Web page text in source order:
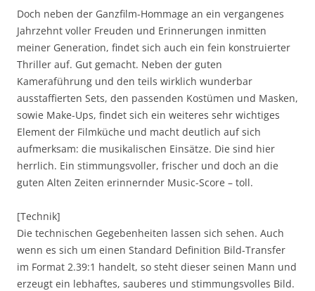
Doch neben der Ganzfilm-Hommage an ein vergangenes
Jahrzehnt voller Freuden und Erinnerungen inmitten
meiner Generation, findet sich auch ein fein konstruierter
Thriller auf. Gut gemacht. Neben der guten
Kameraführung und den teils wirklich wunderbar
ausstaffierten Sets, den passenden Kostümen und Masken,
sowie Make-Ups, findet sich ein weiteres sehr wichtiges
Element der Filmküche und macht deutlich auf sich
aufmerksam: die musikalischen Einsätze. Die sind hier
herrlich. Ein stimmungsvoller, frischer und doch an die
guten Alten Zeiten erinnernder Music-Score – toll.
[Technik]
Die technischen Gegebenheiten lassen sich sehen. Auch
wenn es sich um einen Standard Definition Bild-Transfer
im Format 2.39:1 handelt, so steht dieser seinen Mann und
erzeugt ein lebhaftes, sauberes und stimmungsvolles Bild.